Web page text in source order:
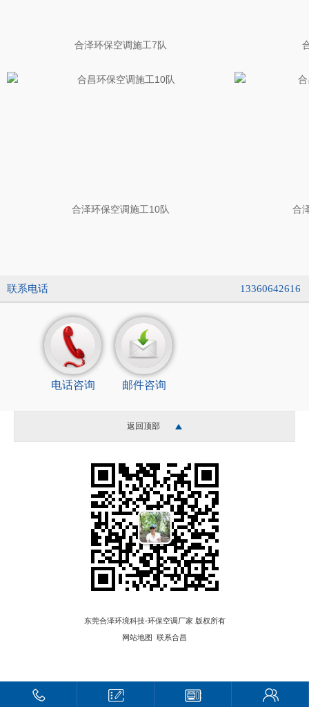
合泽环保空调施工7队
合泽环保空调施工10队 合
联系电话 13360642616
电话咨询 邮件咨询
返回顶部
东莞合泽环境科技-环保空调厂家 版权所有
网站地图 联系合昌